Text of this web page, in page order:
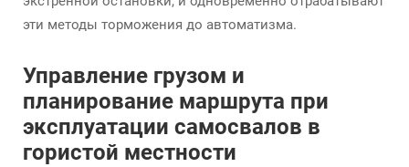
эти методы торможения до автоматизма.
Управление грузом и
планирование маршрута при
эксплуатации самосвалов в
гористой местности